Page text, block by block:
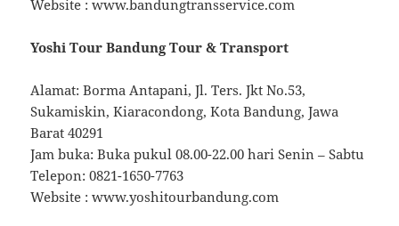
Website : www.bandungtransservice.com
Yoshi Tour Bandung Tour & Transport
Alamat: Borma Antapani, Jl. Ters. Jkt No.53,
Sukamiskin, Kiaracondong, Kota Bandung, Jawa
Barat 40291
Jam buka: Buka pukul 08.00-22.00 hari Senin – Sabtu
Telepon: 0821-1650-7763
Website : www.yoshitourbandung.com